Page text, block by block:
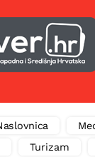
Turizam